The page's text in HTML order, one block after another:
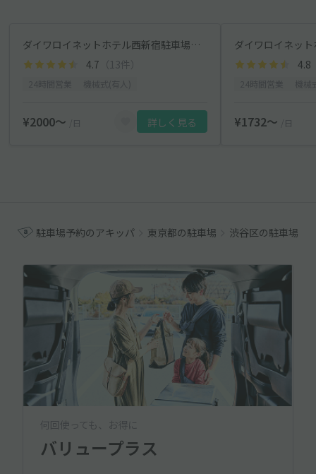
ダイワロイネットホテル西新宿駐車場【月～土 00:00～23:59】
4.7 （13件）
¥2000〜 /日 詳しく見る
4.8
¥1732〜 /日
駐車場予約のアキッパ 東京都の駐車場 渋谷区の駐車場
何回使っても、お得に
バリュープラス